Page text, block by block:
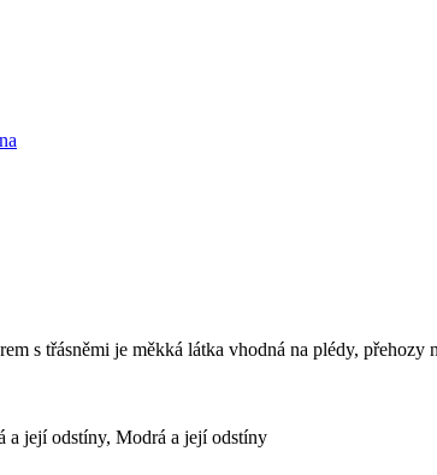
s třásněmi je měkká látka vhodná na plédy,
a její odstíny, Modrá a její odstíny